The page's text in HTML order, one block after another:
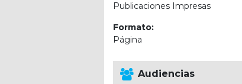
Publicaciones Impresas
Formato:
Página
Audiencias